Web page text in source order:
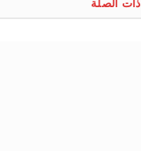
ذات الصلة